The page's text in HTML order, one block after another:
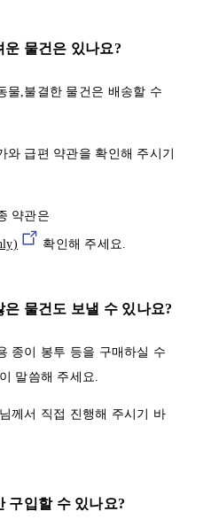
운 물건은 있나요?
물,불결한 물건은 배송할 수
와 급편 약관을 확인해 주시기
약관은
확인해 주세요.
은 물건도 보낼 수 있나요?
종이 봉투 등을 구매하실 수
말씀해 주세요.
께서 직접 진행해 주시기 바
구입할 수 있나요?